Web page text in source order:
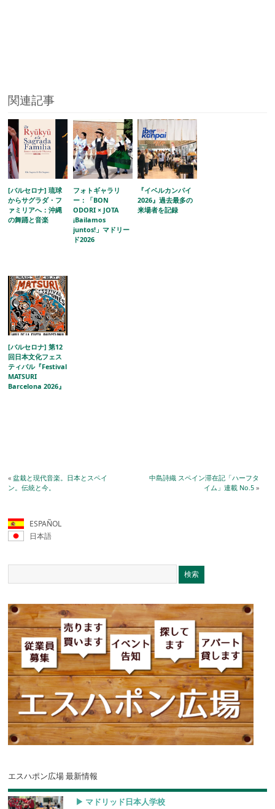
関連記事
[バルセロナ] 琉球
からサグラダ・フ
ァミリアへ：沖縄
の舞踊と音楽
フォトギャラリ
ー：「BON
ODORI × JOTA
¡Bailamos
juntos!」マドリー
ド2026
『イベルカンパイ
2026』過去最多の
来場者を記録
[バルセロナ] 第12
回日本文化フェス
ティバル『Festival
MATSURI
Barcelona 2026』
«盆栽と現代音楽。日本とスペイ
ン。伝統と今。
中島詩織 スペイン滞在記「ハーフタ
イム」連載 No.5»
ESPAÑOL
日本語
エスハポン広場 最新情報
▶︎ マドリッド日本人学校